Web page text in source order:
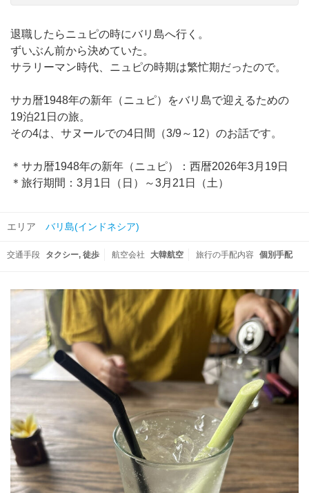
退職したらニュピの時にバリ島へ行く。
ずいぶん前から決めていた。
サラリーマン時代、ニュピの時期は繁忙期だったので。
サカ暦1948年の新年（ニュピ）をバリ島で迎えるための
19泊21日の旅。
その4は、サヌールでの4日間（3/9～12）のお話です。
＊サカ暦1948年の新年（ニュピ）：西暦2026年3月19日
＊旅行期間：3月1日（日）～3月21日（土）
エリア バリ島(インドネシア)
交通手段 タクシー 徒歩 航空会社 大韓航空 旅行の手配内容 個別手配